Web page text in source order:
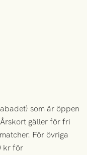
som är öppen
gäller för fri
För övriga
kr för